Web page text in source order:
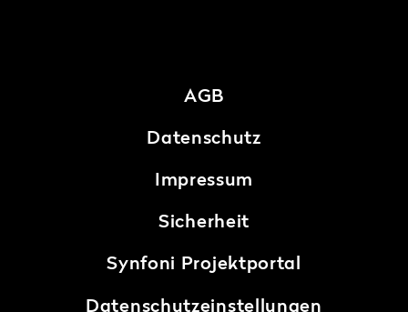
AGB
Datenschutz
Impressum
Sicherheit
Synfoni Projektportal
Datenschutzeinstellungen